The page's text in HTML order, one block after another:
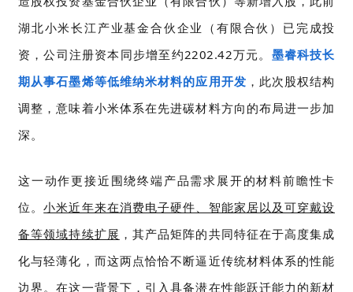
湖北小米长江产业基金合伙企业（有限合伙）已完成投
资，公司注册资本同步增至约2202.42万元。 墨睿科技长
期从事石墨烯等低维纳米材料的应用开发 ，此次股权结构
调整，意味着小米体系在先进碳材料方向的布局进一步加
深。
这一动作更接近围绕终端产品需求展开的材料前瞻性卡
位。小米近年来在消费电子硬件、智能家居以及可穿戴设
备等领域持续扩展 ，其产品矩阵的共同特征在于高度集成
化与轻薄化，而这两点恰恰不断逼近传统材料体系的性能
边界。在这一背景下，引入具备潜在性能跃迁能力的新材